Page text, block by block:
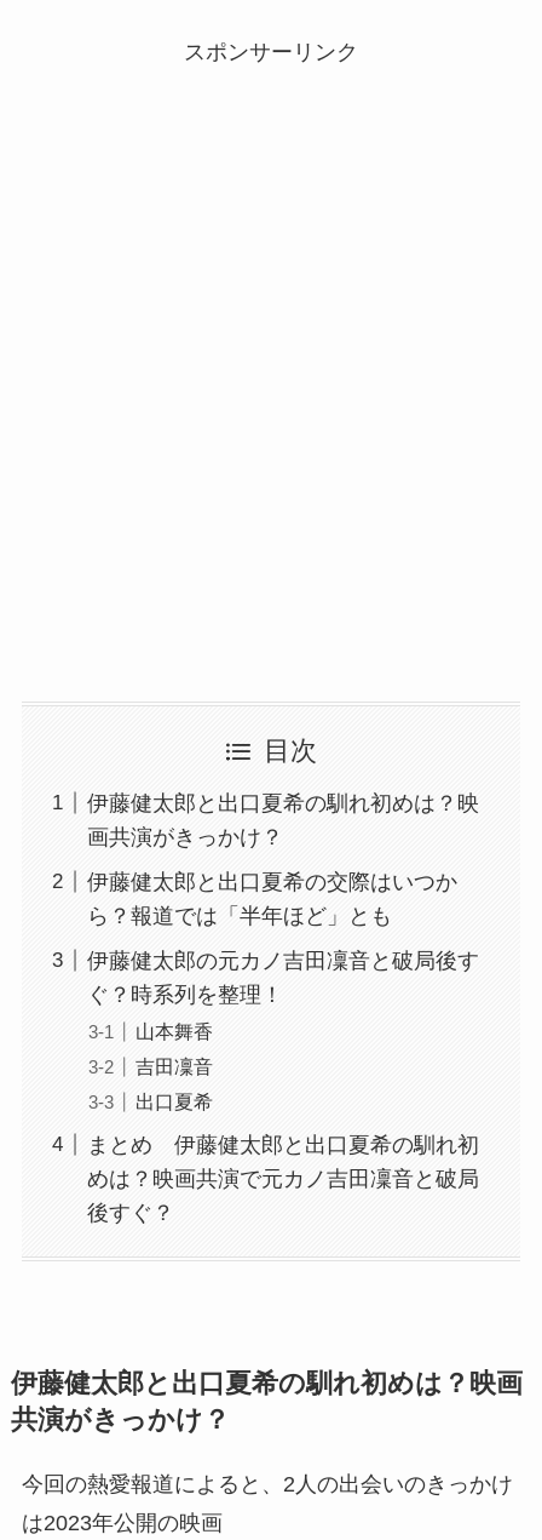
スポンサーリンク
目次
伊藤健太郎と出口夏希の馴れ初めは？映
画共演がきっかけ？
伊藤健太郎と出口夏希の交際はいつか
ら？報道では「半年ほど」とも
伊藤健太郎の元カノ吉田凜音と破局後す
ぐ？時系列を整理！
山本舞香
吉田凜音
出口夏希
まとめ 伊藤健太郎と出口夏希の馴れ初
めは？映画共演で元カノ吉田凜音と破局
後すぐ？
伊藤健太郎と出口夏希の馴れ初めは？映画
共演がきっかけ？
今回の熱愛報道によると、2人の出会いのきっかけ
は2023年公開の映画